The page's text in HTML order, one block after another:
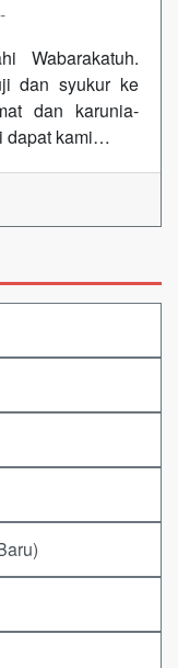
Wabarakatuh.
dan syukur ke
dan karunia-
dapat kami…